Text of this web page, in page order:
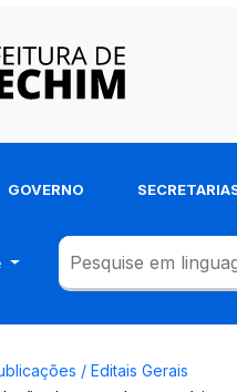
GOVERNO
/ Editais Gerais